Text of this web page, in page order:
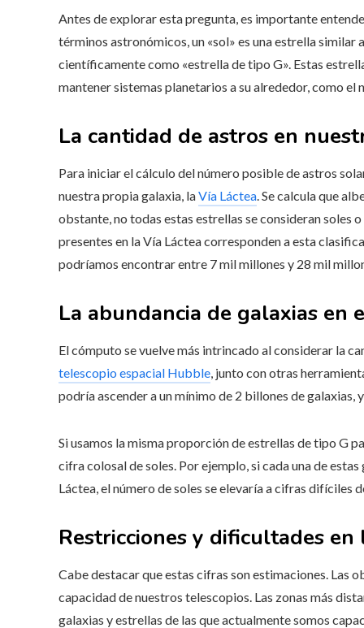
Antes de explorar esta pregunta, es importante
términos astronómicos, un «sol» es una estrella similar
científicamente como «estrella de tipo G». Estas
mantener sistemas planetarios a su alrededor, como el
La cantidad de astros en
Para iniciar el cálculo del número posible de astros
nuestra propia galaxia, laVía Láctea. Se calcula que
obstante, no todas estas estrellas se consideran soles
presentes en la Vía Láctea corresponden a esta
podríamos encontrar entre 7 mil millones y 28 mil
La abundancia de galaxias en
El cómputo se vuelve más intrincado al considerar la
telescopio espacial Hubble, junto con otras
podría ascender a un mínimo de 2 billones de galaxias,
Si usamos la misma proporción de estrellas de tipo G
cifra colosal de soles. Por ejemplo, si cada una de
Láctea, el número de soles se elevaría a cifras difíciles
Restricciones y dificultades
Cabe destacar que estas cifras son estimaciones. Las
capacidad de nuestros telescopios. Las zonas más
galaxias y estrellas de las que actualmente somos